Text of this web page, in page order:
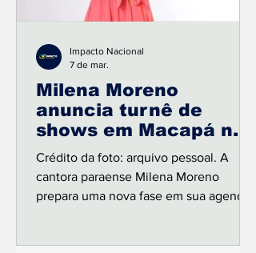
Milena Moreno
anuncia turnê de
shows em Macapá no
mês de abril
Crédito da foto: arquivo pessoal. A
cantora paraense Milena Moreno
prepara uma nova fase em sua agenda
Impacto Nacional
7 de mar.